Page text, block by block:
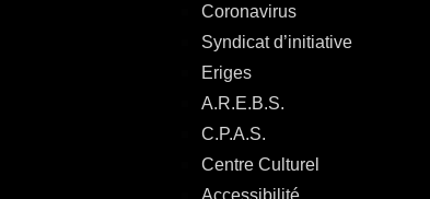
Coronavirus
Syndicat d’initiative
Eriges
A.R.E.B.S.
C.P.A.S.
Centre Culturel
Accessibilité